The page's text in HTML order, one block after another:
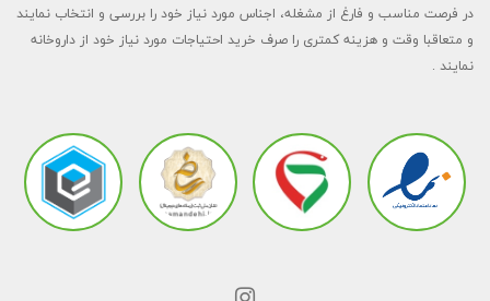
در فرصت مناسب و فارغ از مشغله، اجناس مورد نیاز خود را بررسی و انتخاب نمایند
و متعاقبا وقت و هزینه کمتری را صرف خرید احتیاجات مورد نیاز خود از داروخانه
نمایند .